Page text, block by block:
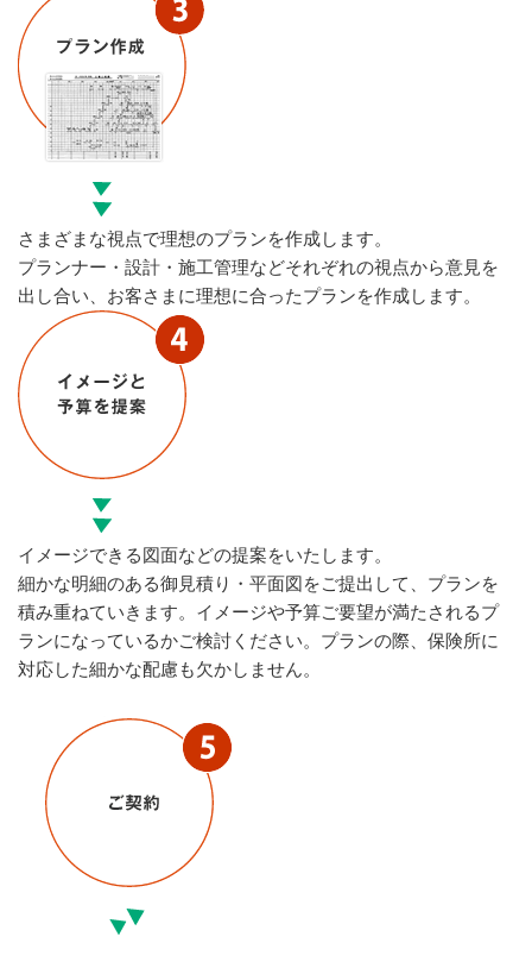
さまざまな視点で理想のプランを作成します。
プランナー・設計・施工管理などそれぞれの視点から意見を
出し合い、お客さまに理想に合ったプランを作成します。
イメージできる図面などの提案をいたします。
細かな明細のある御見積り・平面図をご提出して、プランを
積み重ねていきます。イメージや予算ご要望が満たされるプ
ランになっているかご検討ください。プランの際、保険所に
対応した細かな配慮も欠かしません。